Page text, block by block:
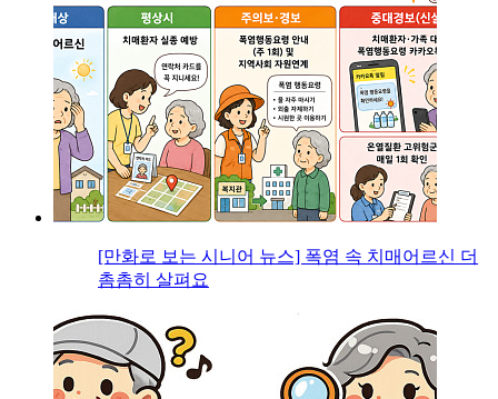
[만화로 보는 시니어 뉴스] 폭염 속 치매어르신 더
촘촘히 살펴요